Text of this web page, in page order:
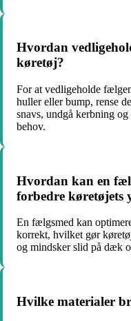
Hvordan
køretøj?
For at vedligeholde
huller eller bump, rense
snavs, undgå kerbning
behov.
Hvordan kan en
forbedre køretøjets
En fælgsmed kan
korrekt, hvilket gør
og mindsker slid på dæk
Hvilke materialer